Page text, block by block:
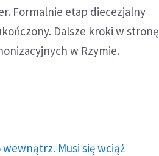
Formalnie etap diecezjalny
Dalsze kroki w stronę
w Rzymie.
wewnątrz. Musi się wciąż